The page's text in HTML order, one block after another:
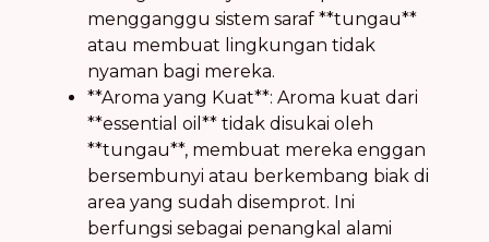
mengganggu sistem saraf **tungau**
atau membuat lingkungan tidak
nyaman bagi mereka.
**Aroma yang Kuat**: Aroma kuat dari
**essential oil** tidak disukai oleh
**tungau**, membuat mereka enggan
bersembunyi atau berkembang biak di
area yang sudah disemprot. Ini
berfungsi sebagai penangkal alami